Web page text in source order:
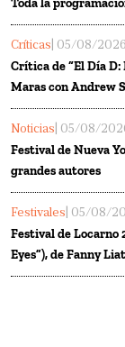
Toda la
Críticas | 05/08/2026
Crítica de “El Día D:
Maras con Andrew
Noticias | 05/08/
Festival de Nueva
grandes autores
Festivales | 05/08/
Festival de Locarno
Eyes”), de Fanny